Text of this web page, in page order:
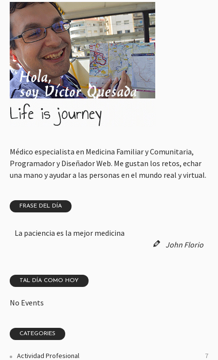
Médico especialista en Medicina Familiar y Comunitaria,
Programador y Diseñador Web. Me gustan los retos, echar
una mano y ayudar a las personas en el mundo real y virtual.
FRASE DEL DÍA
La paciencia es la mejor medicina
John Florio
TAL DÍA COMO HOY
No Events
CATEGORIES
Actividad Profesional 7